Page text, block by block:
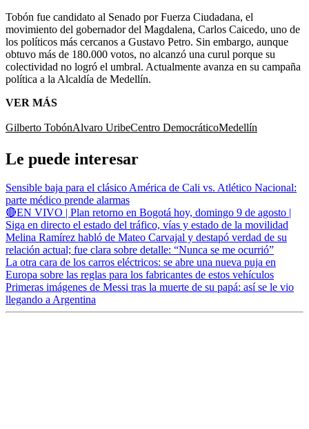
Tobón fue candidato al Senado por Fuerza Ciudadana, el
movimiento del gobernador del Magdalena, Carlos Caicedo, uno de
los políticos más cercanos a Gustavo Petro. Sin embargo, aunque
obtuvo más de 180.000 votos, no alcanzó una curul porque su
colectividad no logró el umbral. Actualmente avanza en su campaña
política a la Alcaldía de Medellín.
VER MÁS
Gilberto TobónAlvaro UribeCentro DemocráticoMedellín
Le puede interesar
Sensible baja para el clásico América de Cali vs. Atlético Nacional:
parte médico prende alarmas
🔴EN VIVO | Plan retorno en Bogotá hoy, domingo 9 de agosto |
Siga en directo el estado del tráfico, vías y estado de la movilidad
Melina Ramírez habló de Mateo Carvajal y destapó verdad de su
relación actual; fue clara sobre detalle: “Nunca se me ocurrió”
La otra cara de los carros eléctricos: se abre una nueva puja en
Europa sobre las reglas para los fabricantes de estos vehículos
Primeras imágenes de Messi tras la muerte de su papá: así se le vio
llegando a Argentina